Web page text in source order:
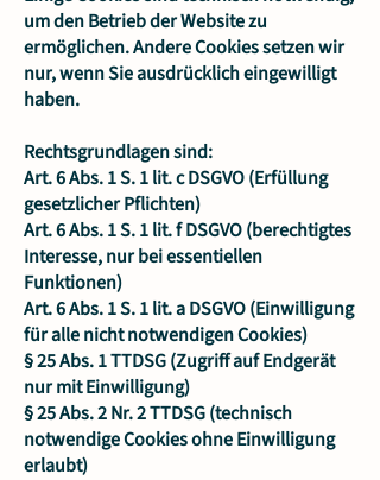
um den Betrieb der Website zu
ermöglichen. Andere Cookies setzen wir
nur, wenn Sie ausdrücklich eingewilligt
haben.
Rechtsgrundlagen sind:
Art. 6 Abs. 1 S. 1 lit. c DSGVO (Erfüllung
gesetzlicher Pflichten)
Art. 6 Abs. 1 S. 1 lit. f DSGVO (berechtigtes
Interesse, nur bei essentiellen
Funktionen)
Art. 6 Abs. 1 S. 1 lit. a DSGVO (Einwilligung
für alle nicht notwendigen Cookies)
§ 25 Abs. 1 TTDSG (Zugriff auf Endgerät
nur mit Einwilligung)
§ 25 Abs. 2 Nr. 2 TTDSG (technisch
notwendige Cookies ohne Einwilligung
erlaubt)